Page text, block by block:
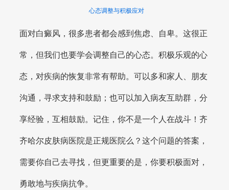
心态调整与积极应对
面对白癜风，很多患者都会感到焦虑、自卑。这很正
常，但我们也要学会调整自己的心态。积极乐观的心
态，对疾病的恢复非常有帮助。可以多和家人、朋友
沟通，寻求支持和鼓励；也可以加入病友互助群，分
享经验，互相鼓励。记住，你不是一个人在战斗！齐
齐哈尔皮肤病医院是正规医院么？这个问题的答案，
需要你自己去寻找，但更重要的是，你要积极面对，
勇敢地与疾病抗争。